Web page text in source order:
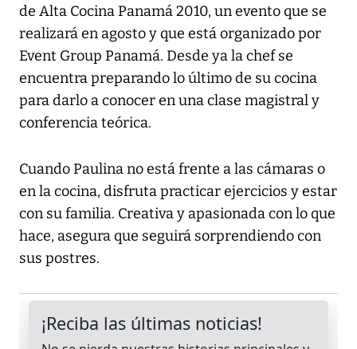
de Alta Cocina Panamá 2010, un evento que se
realizará en agosto y que está organizado por
Event Group Panamá. Desde ya la chef se
encuentra preparando lo último de su cocina
para darlo a conocer en una clase magistral y
conferencia teórica.
Cuando Paulina no está frente a las cámaras o
en la cocina, disfruta practicar ejercicios y estar
con su familia. Creativa y apasionada con lo que
hace, asegura que seguirá sorprendiendo con
sus postres.